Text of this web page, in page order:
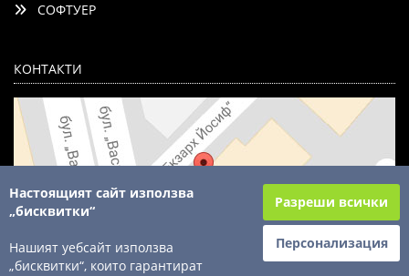
СОФТУЕР
КОНТАКТИ
Настоящият сайт използва
„бисквитки“
Нашият уебсайт използва
„бисквитки“, които гарантират
Разреши всички
Персонализация